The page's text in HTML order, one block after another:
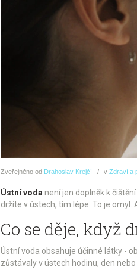
Zveřejněno od Drahoslav Krejčí v Zdraví a
Ústní voda není jen doplněk k
držíte v ústech, tím lépe. To je
Co se děje, když
Ústní voda obsahuje účinné látky -
zůstávaly v ústech hodinu, den